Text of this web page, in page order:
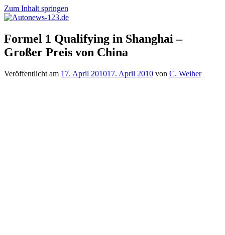
Zum Inhalt springen
Autonews-
123.de
Autonews
mit
Charme
Formel 1 Qualifying in Shanghai –
Großer Preis von China
Veröffentlicht am 17. April 201017. April 2010 von C. Weiher